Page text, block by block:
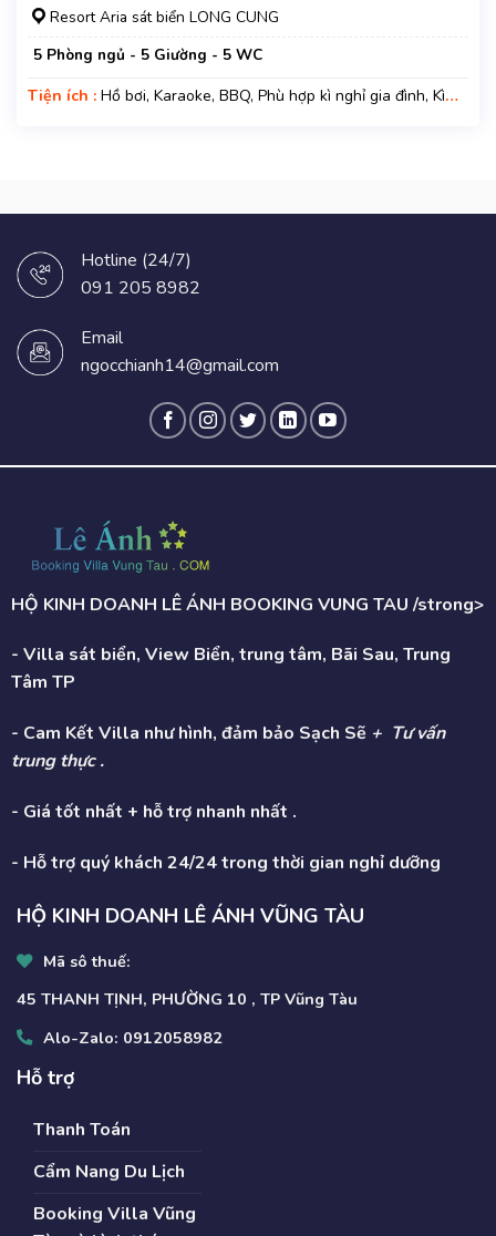
Resort Aria sát biển LONG CUNG
5 Phòng ngủ - 5 Giường - 5 WC
Tiện ích : Hồ bơi, Karaoke, BBQ, Phù hợp kì nghỉ gia đình, Kì
Hotline (24/7)
091 205 8982
Email
ngocchianh14@gmail.com
HỘ KINH DOANH LÊ ÁNH BOOKING VUNG TAU /strong>
- Villa sát biển, View Biển, trung tâm, Bãi Sau, Trung
Tâm TP
- Cam Kết Villa như hình, đảm bảo Sạch Sẽ + Tư vấn
trung thực .
- Giá tốt nhất + hỗ trợ nhanh nhất .
- Hỗ trợ quý khách 24/24 trong thời gian nghỉ dưỡng
HỘ KINH DOANH LÊ ÁNH VŨNG TÀU
Mã sô thuế:
45 THANH TỊNH, PHƯỜNG 10 , TP Vũng Tàu
Alo-Zalo: 0912058982
Hỗ trợ
Thanh Toán
Cẩm Nang Du Lịch
Booking Villa Vũng